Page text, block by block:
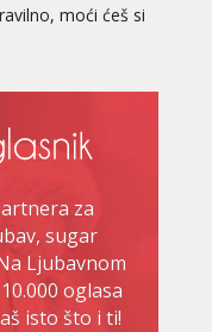
moći ćeš si
za
sugar
Ljubavnom
oglasa
isto što i ti!